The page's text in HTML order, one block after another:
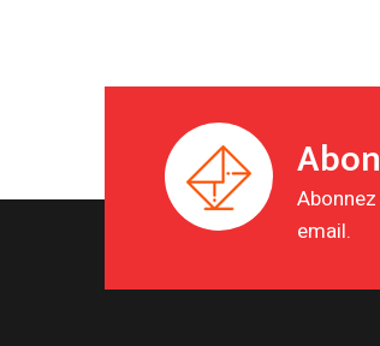
email.